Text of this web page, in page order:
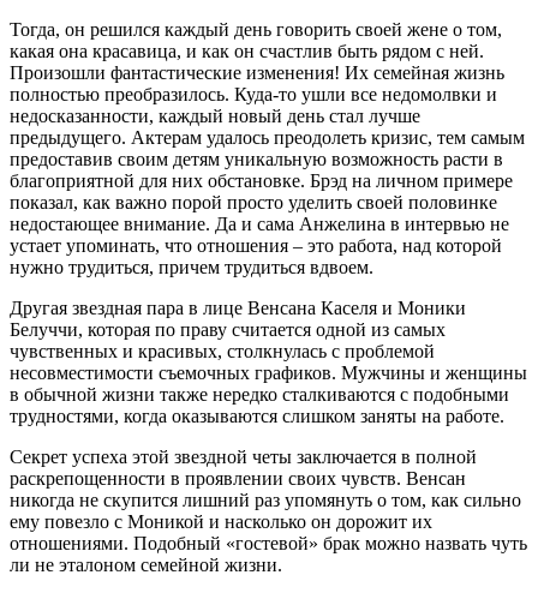
Тогда, он решился каждый день говорить своей жене о том,
какая она красавица, и как он счастлив быть рядом с ней.
Произошли фантастические изменения! Их семейная жизнь
полностью преобразилось. Куда-то ушли все недомолвки и
недосказанности, каждый новый день стал лучше
предыдущего. Актерам удалось преодолеть кризис, тем самым
предоставив своим детям уникальную возможность расти в
благоприятной для них обстановке. Брэд на личном примере
показал, как важно порой просто уделить своей половинке
недостающее внимание. Да и сама Анжелина в интервью не
устает упоминать, что отношения – это работа, над которой
нужно трудиться, причем трудиться вдвоем.
Другая звездная пара в лице Венсана Каселя и Моники
Белуччи, которая по праву считается одной из самых
чувственных и красивых, столкнулась с проблемой
несовместимости съемочных графиков. Мужчины и женщины
в обычной жизни также нередко сталкиваются с подобными
трудностями, когда оказываются слишком заняты на работе.
Секрет успеха этой звездной четы заключается в полной
раскрепощенности в проявлении своих чувств. Венсан
никогда не скупится лишний раз упомянуть о том, как сильно
ему повезло с Моникой и насколько он дорожит их
отношениями. Подобный «гостевой» брак можно назвать чуть
ли не эталоном семейной жизни.